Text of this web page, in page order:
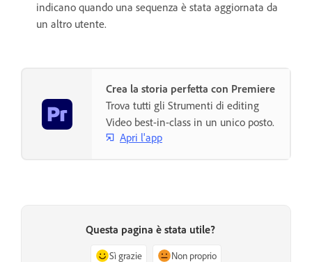
indicano quando una sequenza è stata aggiornata da
un altro utente.
Crea la storia perfetta con Premiere
Trova tutti gli Strumenti di editing
Video best-in-class in un unico posto.
Apri l'app
Questa pagina è stata utile?
Sì grazie Non proprio